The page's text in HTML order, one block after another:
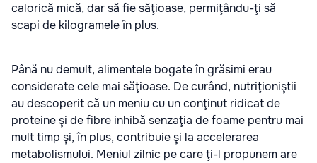
calorică mică, dar să fie săţioase, permiţându-ţi să
scapi de kilogramele în plus.
Până nu demult, alimentele bogate în grăsimi erau
considerate cele mai săţioase. De curând, nutriţioniştii
au descoperit că un meniu cu un conţinut ridicat de
proteine şi de fibre inhibă senzaţia de foame pentru mai
mult timp şi, în plus, contribuie şi la accelerarea
metabolismului. Meniul zilnic pe care ţi-l propunem are